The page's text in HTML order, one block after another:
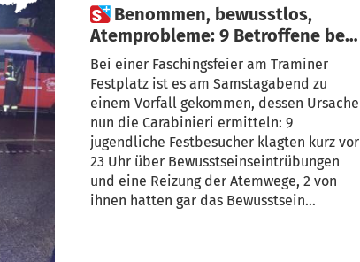
 Benommen, bewusstlos,
Atemprobleme: 9 Betroffene bei
Faschingsfeier in Tramin
Bei einer Faschingsfeier am Traminer
Festplatz ist es am Samstagabend zu
einem Vorfall gekommen, dessen Ursache
nun die Carabinieri ermitteln: 9
jugendliche Festbesucher klagten kurz vor
23 Uhr über Bewusstseinseintrübungen
und eine Reizung der Atemwege, 2 von
ihnen hatten gar das Bewusstsein